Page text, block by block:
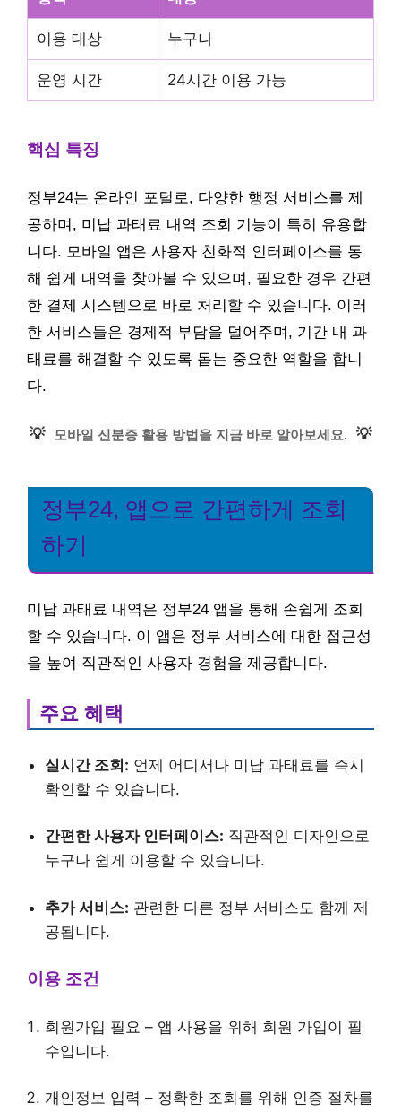
이용 대상 누구나
운영 시간 24시간 이용 가능
핵심 특징
정부24는 온라인 포털로, 다양한 행정 서비스를 제
공하며, 미납 과태료 내역 조회 기능이 특히 유용합
니다. 모바일 앱은 사용자 친화적 인터페이스를 통
해 쉽게 내역을 찾아볼 수 있으며, 필요한 경우 간편
한 결제 시스템으로 바로 처리할 수 있습니다. 이러
한 서비스들은 경제적 부담을 덜어주며, 기간 내 과
태료를 해결할 수 있도록 돕는 중요한 역할을 합니
다.
💡 모바일 신분증 활용 방법을 지금 바로 알아보세요. 💡
정부24, 앱으로 간편하게 조회
하기
미납 과태료 내역은 정부24 앱을 통해 손쉽게 조회
할 수 있습니다. 이 앱은 정부 서비스에 대한 접근성
을 높여 직관적인 사용자 경험을 제공합니다.
주요 혜택
실시간 조회: 언제 어디서나 미납 과태료를 즉시
확인할 수 있습니다.
간편한 사용자 인터페이스: 직관적인 디자인으로
누구나 쉽게 이용할 수 있습니다.
추가 서비스: 관련한 다른 정부 서비스도 함께 제
공됩니다.
이용 조건
회원가입 필요 – 앱 사용을 위해 회원 가입이 필
수입니다.
개인정보 입력 – 정확한 조회를 위해 인증 절차를